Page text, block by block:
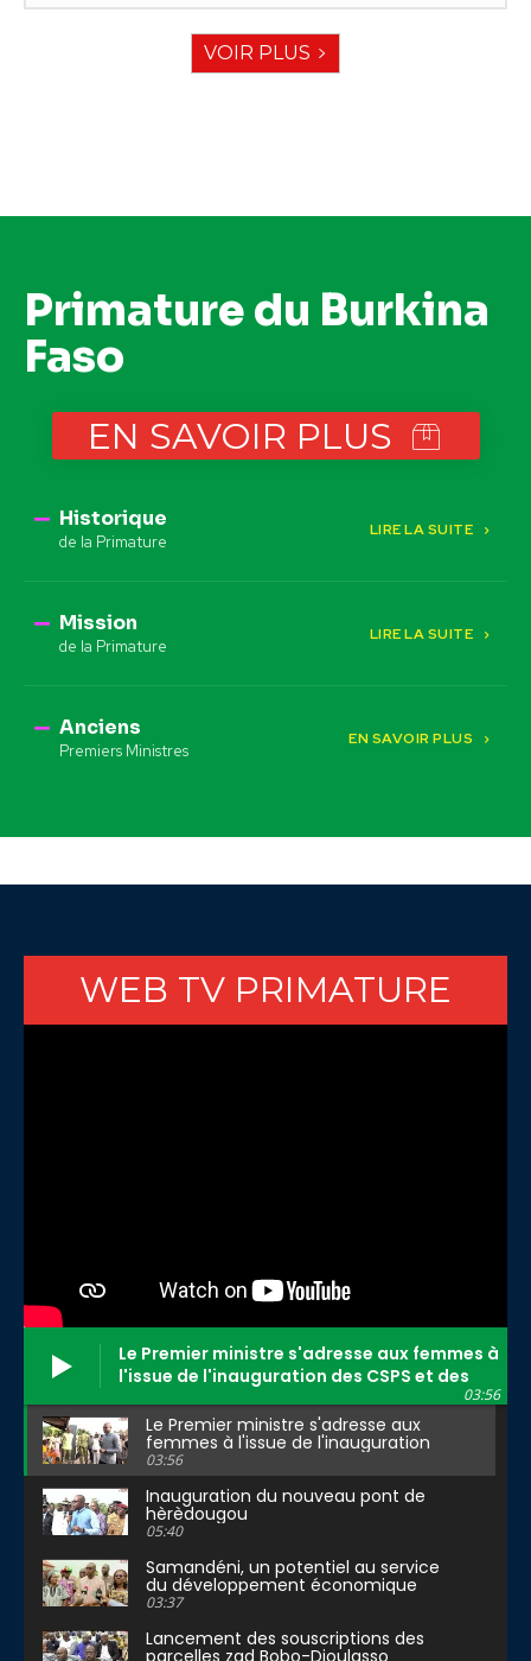
VOIR PLUS
Primature du Burkina
Faso
EN SAVOIR PLUS
Historique
de la Primature
LIRE LA SUITE
Mission
de la Primature
LIRE LA SUITE
Anciens
Premiers Ministres
EN SAVOIR PLUS
WEB TV PRIMATURE
Le Premier ministre s'adresse aux femmes à
l'issue de l'inauguration des CSPS et des
PSC
03:56
Le Premier ministre s'adresse aux
femmes à l'issue de l'inauguration
des CSPS et des PSC
03:56
Inauguration du nouveau pont de
hèrèdougou
05:40
Samandéni, un potentiel au service
du développement économique
03:37
Lancement des souscriptions des